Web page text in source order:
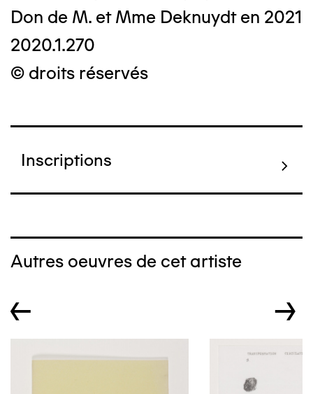
Don de M. et Mme Deknuydt en 2021
2020.1.270
© droits réservés
Inscriptions
Autres oeuvres de cet artiste
← →